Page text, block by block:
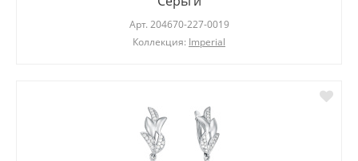
Арт. 204670-227-0019
Коллекция: Imperial